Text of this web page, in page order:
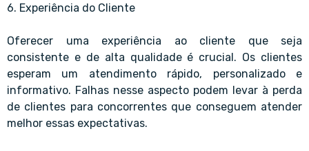
6. Experiência do Cliente
Oferecer uma experiência ao cliente que seja
consistente e de alta qualidade é crucial. Os clientes
esperam um atendimento rápido, personalizado e
informativo. Falhas nesse aspecto podem levar à perda
de clientes para concorrentes que conseguem atender
melhor essas expectativas.